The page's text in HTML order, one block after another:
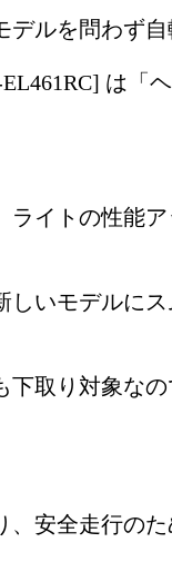
デルを問わず
は「
イトの性能
いモデルにス
下取り対象な
安全走行の